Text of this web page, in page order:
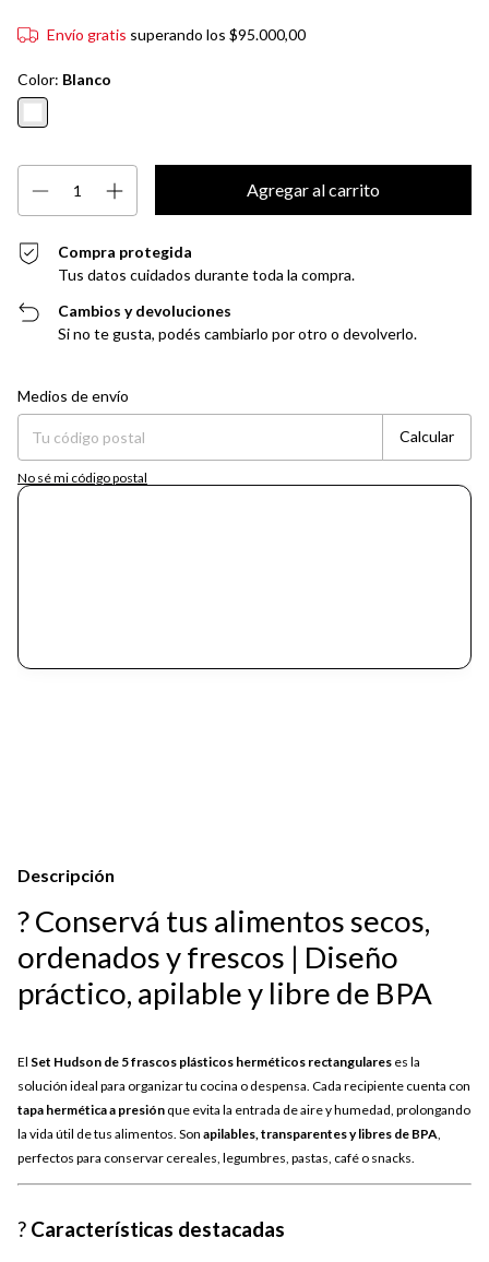
Envío gratis superando los $95.000,00
Color: Blanco
Compra protegida
Tus datos cuidados durante toda la compra.
Cambios y devoluciones
Si no te gusta, podés cambiarlo por otro o devolverlo.
Entregas para el CP:
Medios de envío
Calcular
No sé mi código postal
Descripción
? Conservá tus alimentos secos,
ordenados y frescos | Diseño
práctico, apilable y libre de BPA
El Set Hudson de 5 frascos plásticos herméticos rectangulares es la
solución ideal para organizar tu cocina o despensa. Cada recipiente cuenta con
tapa hermética a presión que evita la entrada de aire y humedad, prolongando
la vida útil de tus alimentos. Son apilables, transparentes y libres de BPA,
perfectos para conservar cereales, legumbres, pastas, café o snacks.
? Características destacadas